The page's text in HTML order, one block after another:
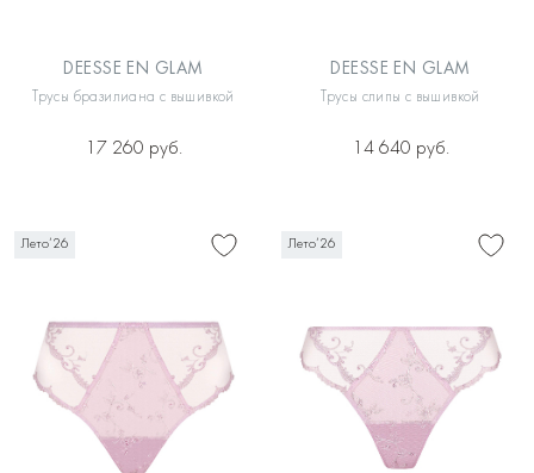
DEESSE EN GLAM
Трусы бразилиана с вышивкой
17 260 руб.
DEESSE EN GLAM
Трусы слипы с вышивкой
14 640 руб.
Лето’26 Лето’26